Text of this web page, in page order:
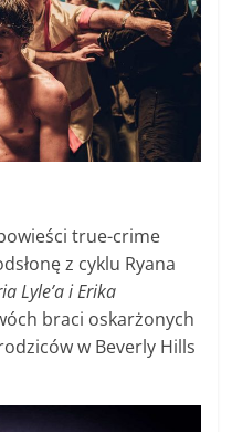
true-crime
z cyklu Ryana
Lyle’a i Erika
braci oskarżonych
w Beverly Hills